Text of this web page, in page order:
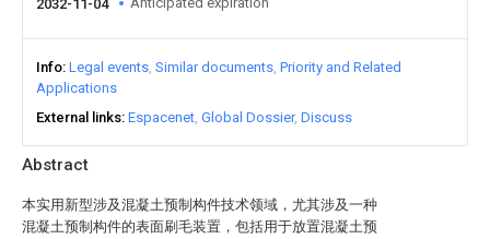
Abstract
本实用新型涉及混凝土预制构件技术领域，尤其涉及一种
混凝土预制构件的表面刷毛装置，包括用于放置混凝土预
2032-11-04
Info Legal events Similar documents Priority and Related
Applications
External links Espacenet Global Dossier Discuss